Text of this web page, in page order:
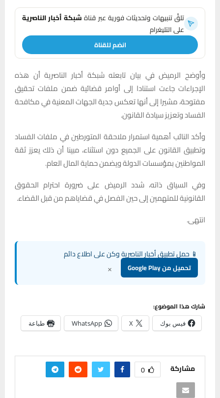
تلقَّ تنبيهات وتحديثات فورية عبر قناةشبكة أخبار الناصرية
على التليغرام
انضم للقناة
وأوضح الرميض في بيان تابعته شبكة أخبار الناصرية أن هذه
الإجراءات جاءت استنادا إلى أوامر قضائية ضمن ملفات تحقيق
مفتوحة، مشيرا إلى أنها تعكس جدية الجهات المعنية في مكافحة
الفساد وتعزيز سيادة القانون.
وأكد النائب أهمية استمرار ملاحقة المتورطين في ملفات الفساد
وتطبيق القانون على الجميع دون استثناء، مبينا أن ذلك يعزز ثقة
المواطنين بمؤسسات الدولة ويضمن حماية المال العام.
وفي السياق ذاته، شدد الرميض على ضرورة احترام الحقوق
القانونية للمتهمين إلى حين الفصل في قضاياهم من قبل القضاء.
انتهى.
📱 حمل تطبيق أخبار الناصرية وكن على اطلاع دائم
تحميل من Google Play ×
شارك هذا الموضوع:
فيس بوك X
WhatsApp طباعة
مشاركة 0